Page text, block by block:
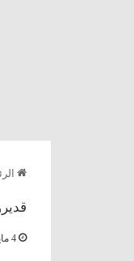
4 مايو، 2022